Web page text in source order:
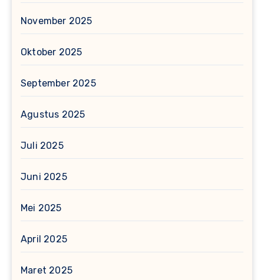
November 2025
Oktober 2025
September 2025
Agustus 2025
Juli 2025
Juni 2025
Mei 2025
April 2025
Maret 2025